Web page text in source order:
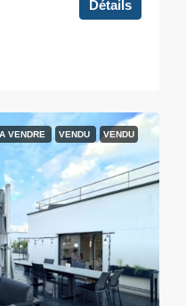
Détails
A VENDRE VENDU VENDU